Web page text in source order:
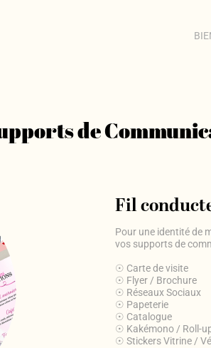
de
Fil
Pour une identité de
vos supports de
☉ Carte de visite
☉ Flyer / Brochure
☉ Réseaux Sociaux
☉ Papeterie
☉ Catalogue
☉ Kakémono / Roll-
☉ Stickers Vitrine /